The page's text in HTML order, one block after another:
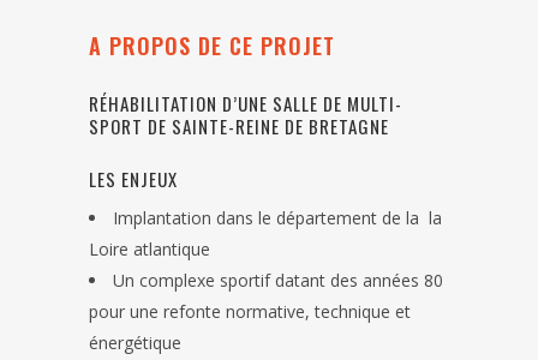
A PROPOS DE CE PROJET
RÉHABILITATION D’UNE SALLE DE MULTI-
SPORT DE SAINTE-REINE DE BRETAGNE
LES ENJEUX
Implantation dans le département de la la
Loire atlantique
Un complexe sportif datant des années 80
pour une refonte normative, technique et
énergétique